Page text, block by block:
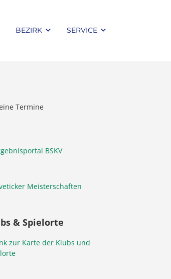
BEZIRK SERVICE
Termine
& Spielorte